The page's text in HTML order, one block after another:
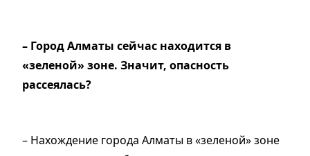
– Город Алматы сейчас находится в
«зеленой» зоне. Значит, опасность
рассеялась?
– Нахождение города Алматы в «зеленой» зоне